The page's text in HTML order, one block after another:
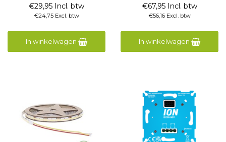
€29,95 Incl. btw
€24,75 Excl. btw
In winkelwagen
€67,95 Incl. btw
€56,16 Excl. btw
In winkelwagen